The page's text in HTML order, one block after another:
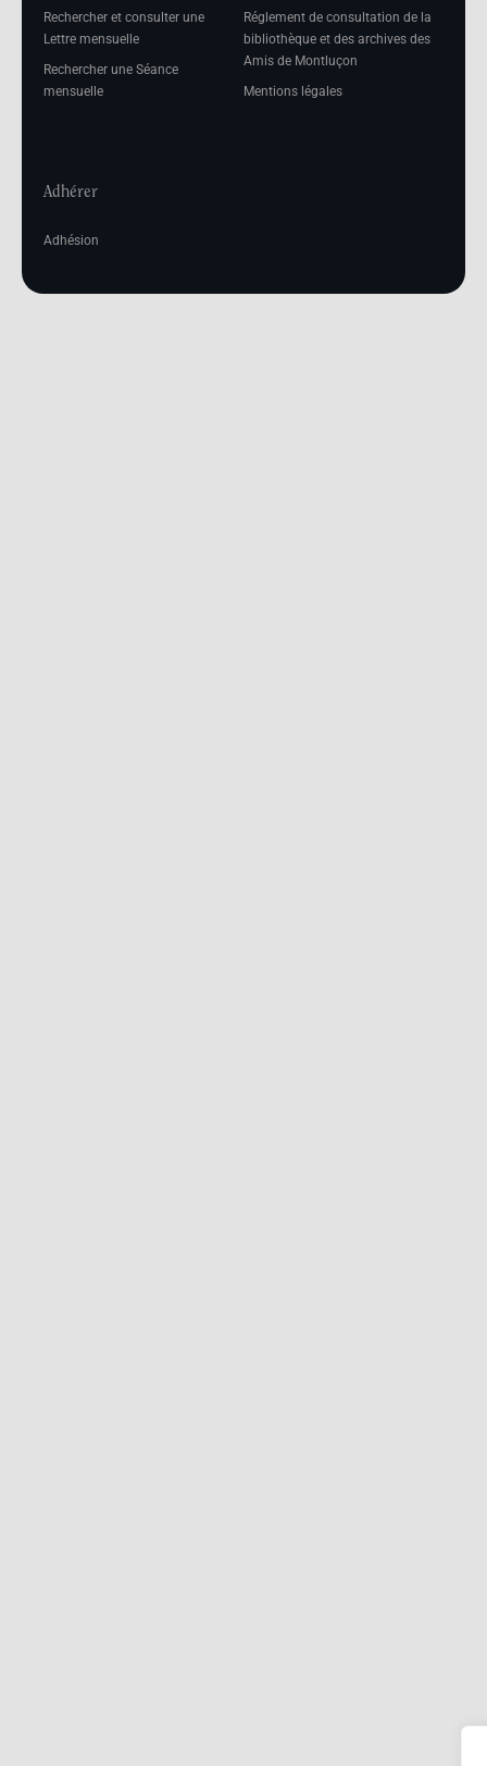
Rechercher et consulter une
Lettre mensuelle
Rechercher une Séance
mensuelle
Réglement de consultation de la
bibliothèque et des archives des
Amis de Montluçon
Mentions légales
Adhérer
Adhésion